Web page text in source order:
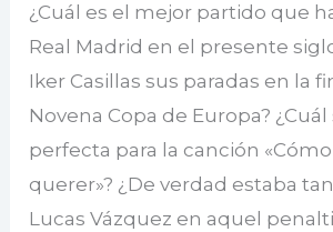
¿Cuál es el mejor partido que
Real Madrid en el presente
Iker Casillas sus paradas en la
Novena Copa de Europa?
perfecta para la canción
querer»? ¿De verdad estaba
Lucas Vázquez en aquel